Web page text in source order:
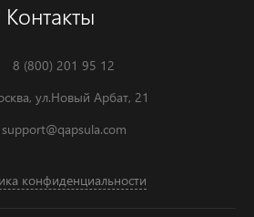
Контакты
8 (800) 201 95 12
ул.Новый Арбат, 21
support@qapsula.com
конфиденциальности